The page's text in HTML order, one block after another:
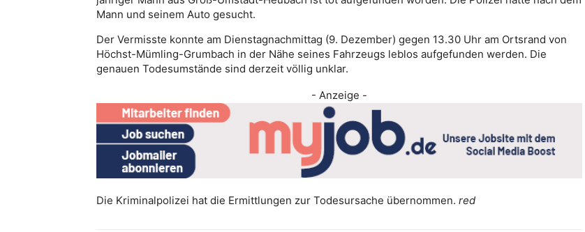
Mann und seinem Auto gesucht.
Der Vermisste konnte am Dienstagnachmittag (9. Dezember) gegen 13.30 Uhr am Ortsrand von
Höchst-Mümling-Grumbach in der Nähe seines Fahrzeugs leblos aufgefunden werden. Die
genauen Todesumstände sind derzeit völlig unklar.
- Anzeige -
Die Kriminalpolizei hat die Ermittlungen zur Todesursache übernommen. red